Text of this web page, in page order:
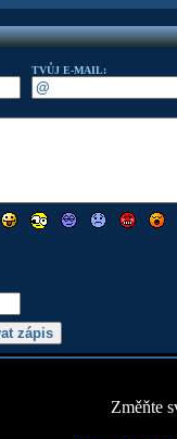
TVŮJ E-MAIL:
Změňte